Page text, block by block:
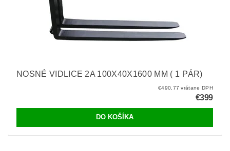
NOSNÉ VIDLICE 2A 100X40X1600 MM ( 1 PÁR)
€490,77 vrátane DPH
€399